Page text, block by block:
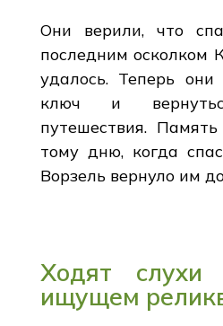
Они верили, что
последним осколком
удалось. Теперь
ключ и
путешествия.
тому дню, когда
Ворзель вернуло им
Ходят
ищущем